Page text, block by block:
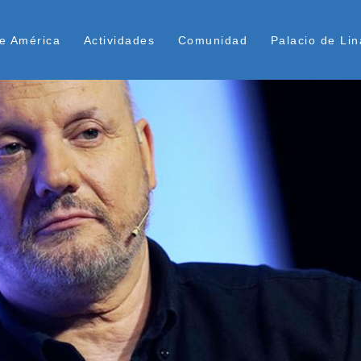
Superior
América Actividades Comunidad Palacio de